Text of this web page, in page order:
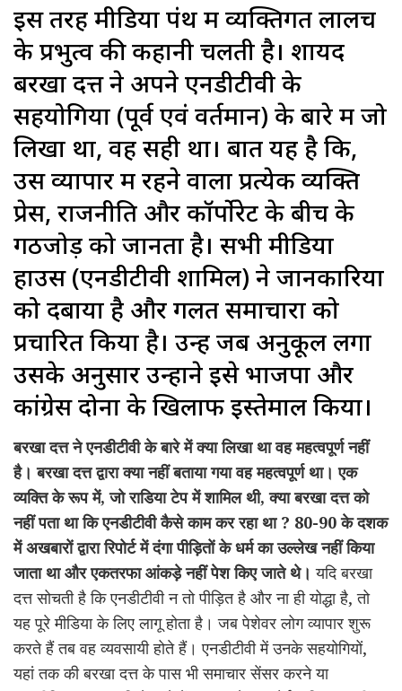
इस तरह मीडिया पंथ में व्यक्तिगत लालच
के प्रभुत्व की कहानी चलती है। शायद
बरखा दत्त ने अपने एनडीटीवी के
सहयोगियों (पूर्व एवं वर्तमान) के बारे में जो
लिखा था, वह सही था। बात यह है कि,
उस व्यापार में रहने वाला प्रत्येक व्यक्ति
प्रेस, राजनीति और कॉर्पोरेट के बीच के
गठजोड़ को जानता है। सभी मीडिया
हाउस (एनडीटीवी शामिल) ने जानकारियों
को दबाया है और गलत समाचारों को
प्रचारित किया है। उन्हें जब अनुकूल लगा
उसके अनुसार उन्होंने इसे भाजपा और
कांग्रेस दोनों के खिलाफ इस्तेमाल किया।
बरखा दत्त ने एनडीटीवी के बारे में क्या लिखा था वह महत्वपूर्ण नहीं
है। बरखा दत्त द्वारा क्या नहीं बताया गया वह महत्वपूर्ण था। एक
व्यक्ति के रूप में, जो राडिया टेप में शामिल थी, क्या बरखा दत्त को
नहीं पता था कि एनडीटीवी कैसे काम कर रहा था ? 80-90 के दशक
में अखबारों द्वारा रिपोर्ट में दंगा पीड़ितों के धर्म का उल्लेख नहीं किया
जाता था और एकतरफा आंकड़े नहीं पेश किए जाते थे। यदि बरखा
दत्त सोचती है कि एनडीटीवी न तो पीड़ित है और ना ही योद्धा है, तो
यह पूरे मीडिया के लिए लागू होता है। जब पेशेवर लोग व्यापार शुरू
करते हैं तब वह व्यवसायी होते हैं। एनडीटीवी में उनके सहयोगियों,
यहां तक की बरखा दत्त के पास भी समाचार सेंसर करने या